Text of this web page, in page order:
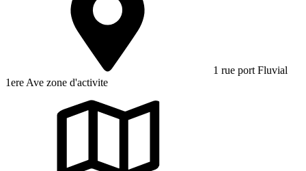
1 rue port Fluvial
1ere Ave zone d'activite